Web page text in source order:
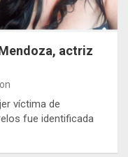
actriz
víctima de
fue identificada